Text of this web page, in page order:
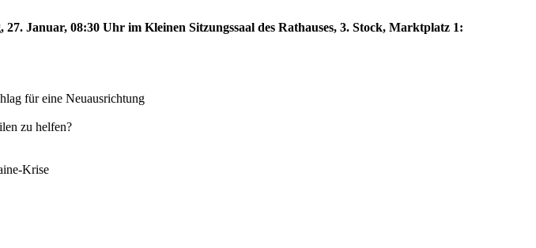
Januar, 08:30 Uhr im Kleinen Sitzungssaal des Rathauses, 3. Stock, Marktplatz 1:
für eine Neuausrichtung
zu helfen?
Krise